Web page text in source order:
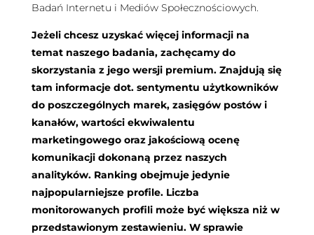
Badań Internetu i Mediów Społecznościowych.
Jeżeli chcesz uzyskać więcej informacji na
temat naszego badania, zachęcamy do
skorzystania z jego wersji premium. Znajdują się
tam informacje dot. sentymentu użytkowników
do poszczególnych marek, zasięgów postów i
kanałów, wartości ekwiwalentu
marketingowego oraz jakościową ocenę
komunikacji dokonaną przez naszych
analityków. Ranking obejmuje jedynie
najpopularniejsze profile. Liczba
monitorowanych profili może być większa niż w
przedstawionym zestawieniu. W sprawie